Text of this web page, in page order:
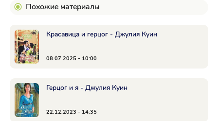
Похожие материалы
Красавица и герцог - Джулия Куин
08.07.2025 - 10:00
Герцог и я - Джулия Куин
22.12.2023 - 14:35